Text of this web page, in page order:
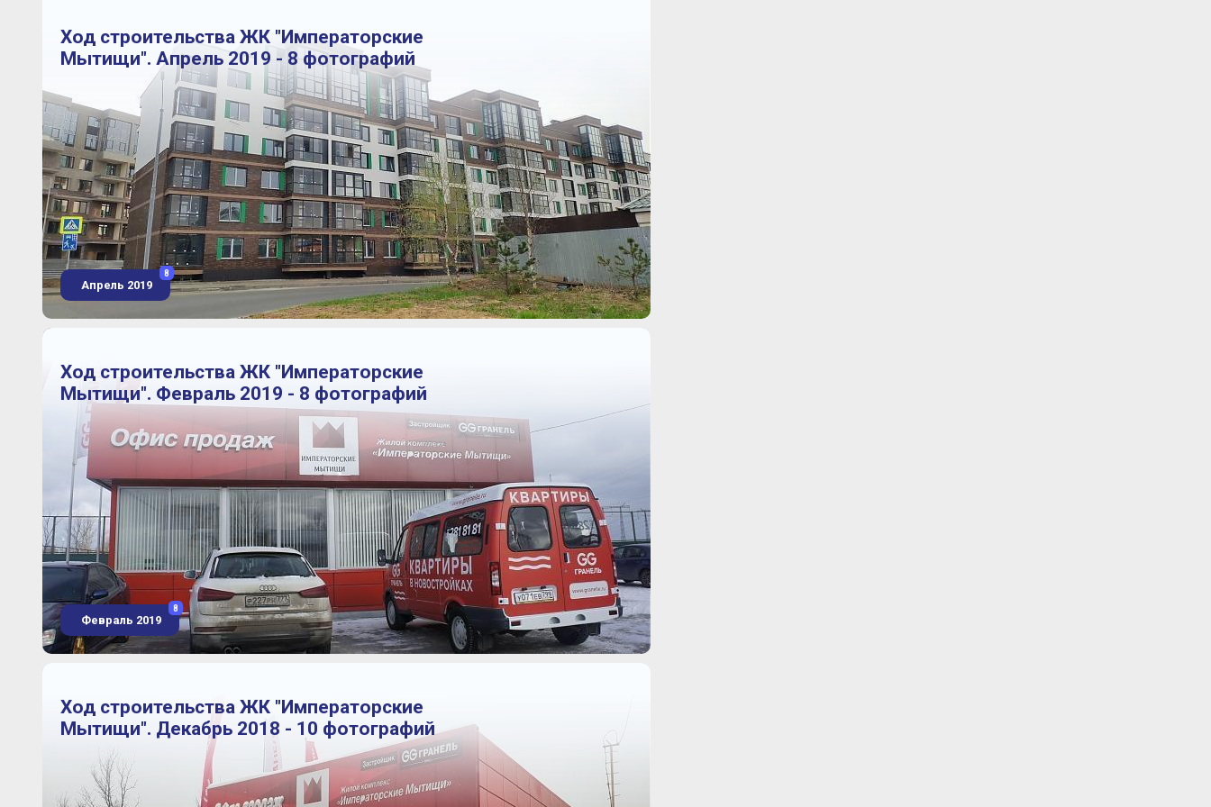
Ход строительства ЖК "Императорские
Мытищи". Апрель 2019 - 8 фотографий
Апрель 2019
8
Ход строительства ЖК "Императорские
Мытищи". Февраль 2019 - 8 фотографий
Февраль 2019
8
Ход строительства ЖК "Императорские
Мытищи". Декабрь 2018 - 10 фотографий